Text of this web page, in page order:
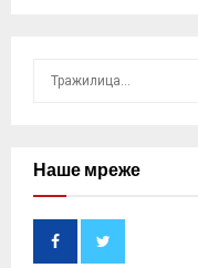
cНаше мреже